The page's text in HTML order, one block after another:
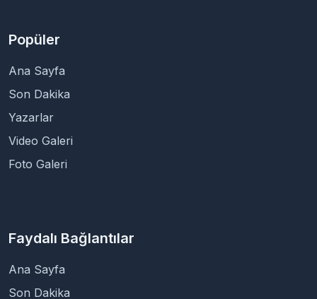
Popüler
Ana Sayfa
Son Dakika
Yazarlar
Video Galeri
Foto Galeri
Faydalı Bağlantılar
Ana Sayfa
Son Dakika